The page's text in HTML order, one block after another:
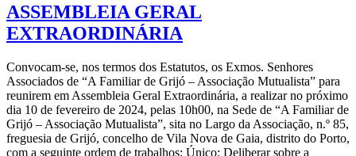
ASSEMBLEIA GERAL
EXTRAORDINÁRIA
Convocam-se, nos termos dos Estatutos, os Exmos. Senhores
Associados de “A Familiar de Grijó – Associação Mutualista” para
reunirem em Assembleia Geral Extraordinária, a realizar no próximo
dia 10 de fevereiro de 2024, pelas 10h00, na Sede de “A Familiar de
Grijó – Associação Mutualista”, sita no Largo da Associação, n.º 85,
freguesia de Grijó, concelho de Vila Nova de Gaia, distrito do Porto,
com a seguinte ordem de trabalhos: Único: Deliberar sobre a